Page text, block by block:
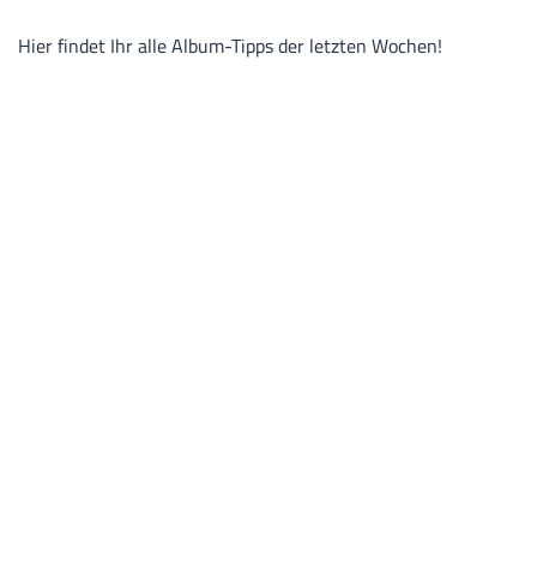
Hier findet Ihr alle Album-Tipps der letzten Wochen!